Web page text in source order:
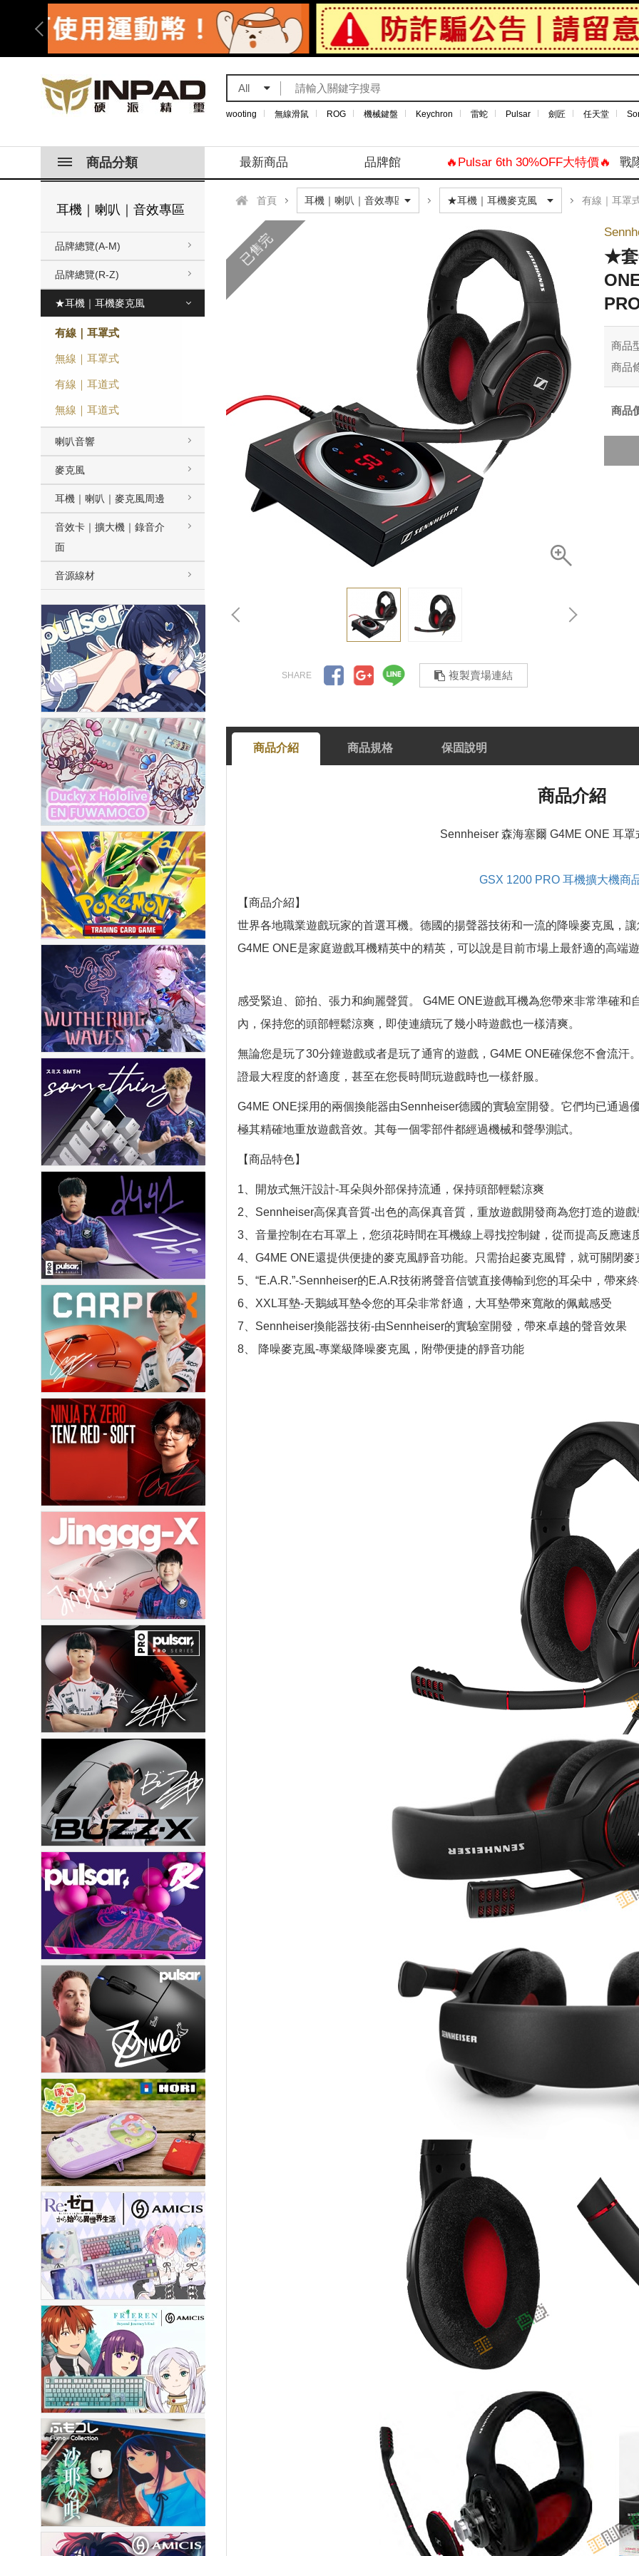
All
wooting 無線滑鼠 ROG 機械鍵盤 Keychron 雷蛇 Pulsar 劍匠 任天堂
商品分類 最新商品 品牌館 🔥Pulsar 6th 30%OFF大特價🔥 戰
耳機｜喇叭｜音效專區
品牌總覽(A-M)
品牌總覽(R-Z)
★耳機｜耳機麥克風
有線｜耳罩式
無線｜耳罩式
有線｜耳道式
無線｜耳道式
喇叭音響
麥克風
耳機｜喇叭｜麥克風周邊
音效卡｜擴大機｜錄音介
面
音源線材
首頁 有線｜耳罩
已售完
複製賣場連結
★套
商品
商品
商品
商品介紹 商品規格 保固說明
商品介紹
Sennheiser 森海塞爾 G4ME ONE 耳
GSX 1200 PRO 耳機擴大機商
【商品介紹】
世界各地職業遊戲玩家的首選耳機。德國的揚聲器技術和一流的降噪麥克風，
G4ME ONE是家庭遊戲耳機精英中的精英，可以說是目前市場上最舒適的高端
感受緊迫、節拍、張力和絢麗聲質。 G4ME ONE遊戲耳機為您帶來非常準確
內，保持您的頭部輕鬆涼爽，即使連續玩了幾小時遊戲也一樣清爽。
無論您是玩了30分鐘遊戲或者是玩了通宵的遊戲，G4ME ONE確保您不會流汗
證最大程度的舒適度，甚至在您長時間玩遊戲時也一樣舒服。
G4ME ONE採用的兩個換能器由Sennheiser德國的實驗室開發。它們均已通過
極其精確地重放遊戲音效。其每一個零部件都經過機械和聲學測試。
【商品特色】
1、開放式無汗設計-耳朵與外部保持流通，保持頭部輕鬆涼爽
2、Sennheiser高保真音質-出色的高保真音質，重放遊戲開發商為您打造的遊
3、音量控制在右耳罩上，您須花時間在耳機線上尋找控制鍵，從而提高反應速
4、G4ME ONE還提供便捷的麥克風靜音功能。只需抬起麥克風臂，就可關閉麥
5、“E.A.R.”-Sennheiser的E.A.R技術將聲音信號直接傳輸到您的耳朵中，帶來
6、XXL耳墊-天鵝絨耳墊令您的耳朵非常舒適，大耳​​墊帶來寬敞的佩戴感受
7、Sennheiser換能器技術-由Sennheiser的實驗室開發，帶來卓越的聲音效果
8、 降噪麥克風-專業級降噪麥克風，附帶便捷的靜音功能